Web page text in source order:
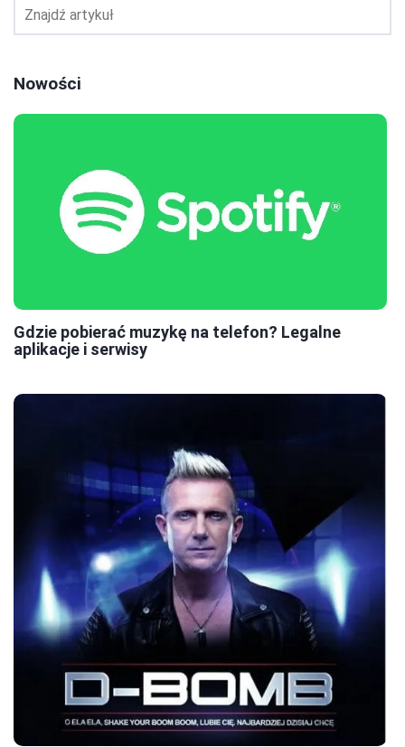
Nowości
Gdzie pobierać muzykę na telefon? Legalne
aplikacje i serwisy